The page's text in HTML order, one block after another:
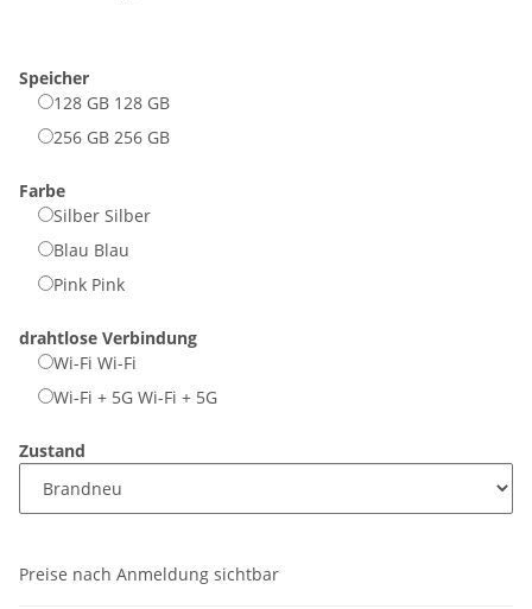
Speicher
128 GB 128 GB
256 GB 256 GB
Farbe
Silber Silber
Blau Blau
Pink Pink
drahtlose Verbindung
Wi-Fi Wi-Fi
Wi-Fi + 5G Wi-Fi + 5G
Zustand
Preise nach Anmeldung sichtbar